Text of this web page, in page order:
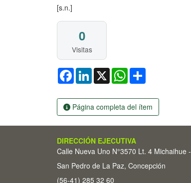
[s.n.]
0
Visitas
FacebookLinkedIn
X WhatsApp
Página completa del ítem
DIRECCIÓN EJECUTIVA
Calle Nueva Uno N°3570 Lt. 4 Michaihue -
San Pedro de La Paz, Concepción
(56-41) 285 32 60